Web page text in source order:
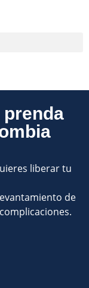
liberar tu
de